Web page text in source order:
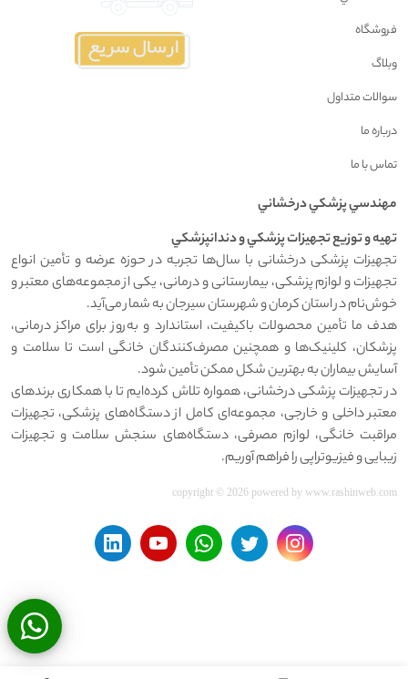
فروشگاه
وبلاگ
سوالات متداول
درباره ما
تماس با ما
مهندسي پزشکي درخشاني
تهيه و توزيع تجهيزات پزشکي و دندانپزشکي
تجهیزات پزشکی درخشانی با سال‌ها تجربه در حوزه عرضه و تأمین انواع
تجهیزات و لوازم پزشکی، بیمارستانی و درمانی، یکی از مجموعه‌های معتبر و
خوش‌نام در استان کرمان و شهرستان سیرجان به شمار می‌آید.
هدف ما تأمین محصولات باکیفیت، استاندارد و به‌روز برای مراکز درمانی،
پزشکان، کلینیک‌ها و همچنین مصرف‌کنندگان خانگی است تا سلامت و
آسایش بیماران به بهترین شکل ممکن تأمین شود.
در تجهیزات پزشکی درخشانی، همواره تلاش کرده‌ایم تا با همکاری برندهای
معتبر داخلی و خارجی، مجموعه‌ای کامل از دستگاه‌های پزشکی، تجهیزات
مراقبت خانگی، لوازم مصرفی، دستگاه‌های سنجش سلامت و تجهیزات
زیبایی و فیزیوتراپی را فراهم آوریم.
copyright © 2026 powered by www.rashinweb.com